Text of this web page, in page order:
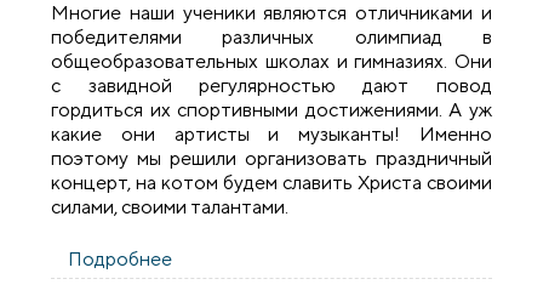
Многие наши ученики являются отличниками и
победителями различных олимпиад в
общеобразовательных школах и гимназиях. Они
с завидной регулярностью дают повод
гордиться их спортивными достижениями. А уж
какие они артисты и музыканты! Именно
поэтому мы решили организовать праздничный
концерт, на котом будем славить Христа своими
силами, своими талантами.
Подробнее
школы прихода Усекновения Главы